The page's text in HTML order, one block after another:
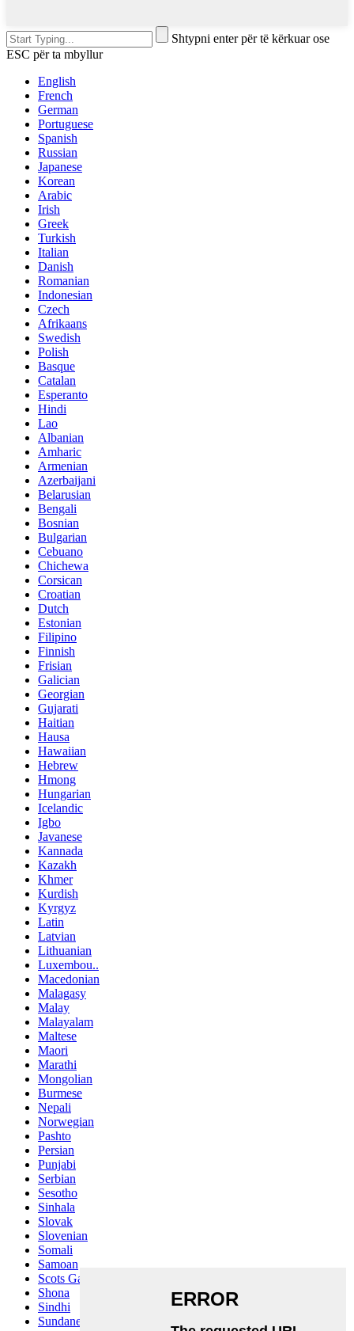
Shtypni enter për të kërkuar ose
ESC për ta mbyllur
English
French
German
Portuguese
Spanish
Russian
Japanese
Korean
Arabic
Irish
Greek
Turkish
Italian
Danish
Romanian
Indonesian
Czech
Afrikaans
Swedish
Polish
Basque
Catalan
Esperanto
Hindi
Lao
Albanian
Amharic
Armenian
Azerbaijani
Belarusian
Bengali
Bosnian
Bulgarian
Cebuano
Chichewa
Corsican
Croatian
Dutch
Estonian
Filipino
Finnish
Frisian
Galician
Georgian
Gujarati
Haitian
Hausa
Hawaiian
Hebrew
Hmong
Hungarian
Icelandic
Igbo
Javanese
Kannada
Kazakh
Khmer
Kurdish
Kyrgyz
Latin
Latvian
Lithuanian
Luxembou..
Macedonian
Malagasy
Malay
Malayalam
Maltese
Maori
Marathi
Mongolian
Burmese
Nepali
Norwegian
Pashto
Persian
Punjabi
Serbian
Sesotho
Sinhala
Slovak
Slovenian
Somali
Samoan
Scots Gaelic
Shona
Sindhi
Sundanese